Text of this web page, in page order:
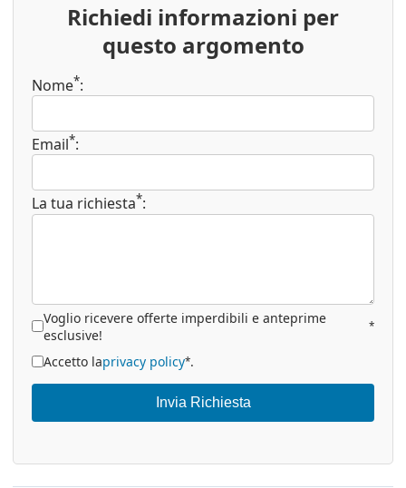
Richiedi informazioni per
questo argomento
Nome*:
Email*:
La tua richiesta*:
Voglio ricevere offerte imperdibili e anteprime
esclusive!
*
Accetto laprivacy policy*.
Invia Richiesta